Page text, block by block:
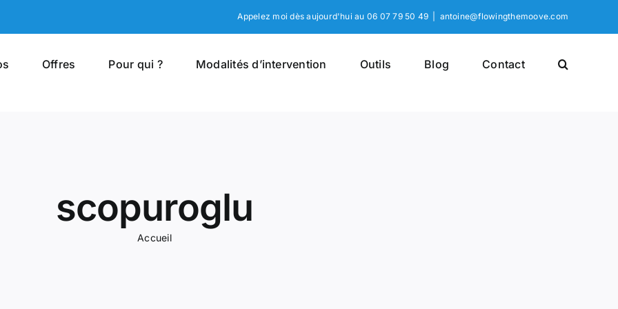
Appelez moi dès aujourd'hui au 06 07 79 50 49‬ antoine@flowingthemoove.com
Offres Pour qui ? Modalités d’intervention Outils Blog Contact
scopuroglu
Accueil